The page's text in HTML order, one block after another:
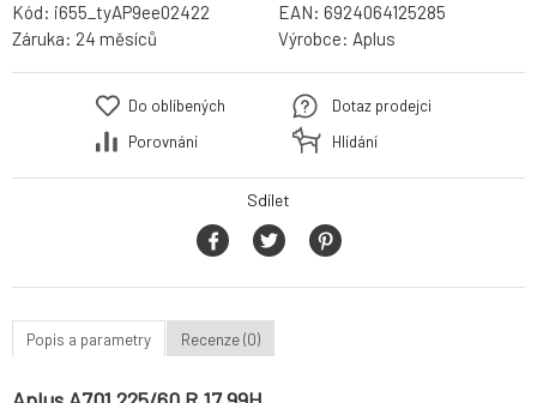
Kód: i655_tyAP9ee02422 EAN: 6924064125285
Záruka: 24 měsíců Výrobce: Aplus
Do oblíbených
Porovnání
Dotaz prodejci
Hlídání
Sdílet
Popis a parametry Recenze (0)